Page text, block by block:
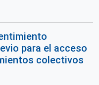
para el acceso
colectivos